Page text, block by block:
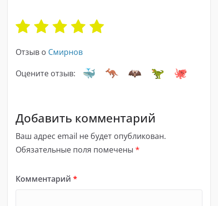
Отзыв о Смирнов
Оцените отзыв:
Добавить комментарий
Ваш адрес email не будет опубликован.
Обязательные поля помечены *
Комментарий *